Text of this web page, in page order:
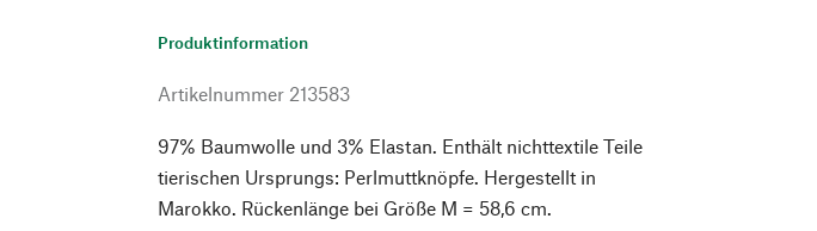
Produktinformation
Artikelnummer 213583
97% Baumwolle und 3% Elastan. Enthält nichttextile Teile
tierischen Ursprungs: Perlmuttknöpfe. Hergestellt in
Marokko. Rückenlänge bei Größe M = 58,6 cm.